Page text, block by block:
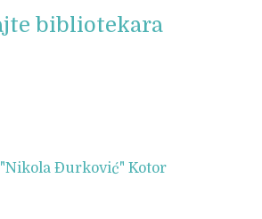
bibliotekara
Đurković" Kotor